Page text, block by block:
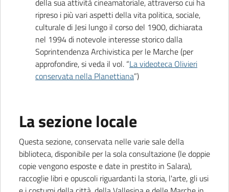
della sua attività cineamatoriale, attraverso cui ha
ripreso i più vari aspetti della vita politica, sociale,
culturale di Jesi lungo il corso del 1900, dichiarata
nel 1994 di notevole interesse storico dalla
Soprintendenza Archivistica per le Marche (per
approfondire, si veda il vol. “La videoteca Olivieri
conservata nella Planettiana”)
La sezione locale
Questa sezione, conservata nelle varie sale della
biblioteca, disponibile per la sola consultazione (le doppie
copie vengono esposte e date in prestito in Salara),
raccoglie libri e opuscoli riguardanti la storia, l'arte, gli usi